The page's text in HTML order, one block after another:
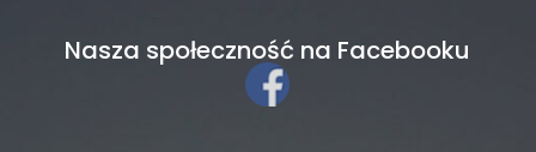
Nasza społeczność na Facebooku